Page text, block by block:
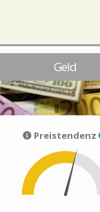
Geld
Preistendenz